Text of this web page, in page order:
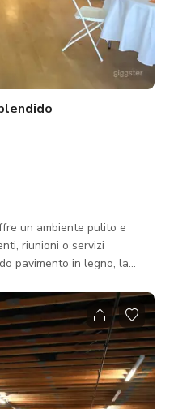
un ambiente pulito e
riunioni o servizi
pavimento in legno, la
per incontri che
morbida e uno spazio
feste o